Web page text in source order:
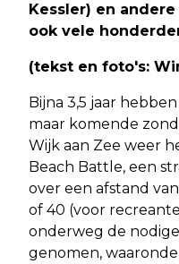
Kessler) en
ook vele
(tekst en foto's:
Bijna 3,5 jaar
maar komende
Wijk aan Zee weer
Beach Battle, een
over een afstand
of 40 (voor
onderweg de
genomen,